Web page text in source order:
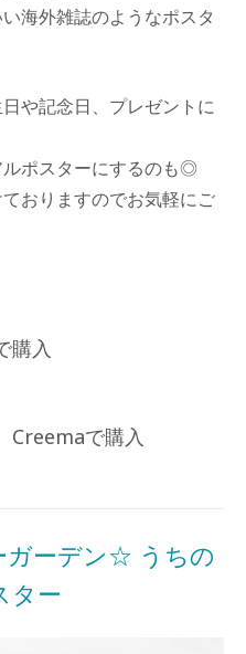
海外雑誌のようなポスタ
や記念日、プレゼントに
ポスターにするのも◎
おりますのでお気軽にご
購入
Creemaで購入
品
一
覧
ガーデン☆ うちの
ター